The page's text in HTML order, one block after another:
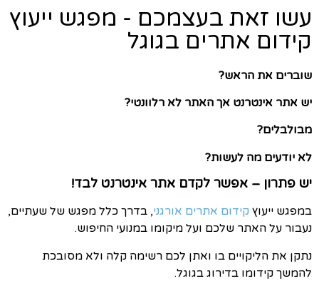
עשו זאת בעצמכם - מפגש ייעוץ
קידום אתרים בגוגל
שוברים את הראש?
יש אתר אינטרנט אך האתר לא רלוונטי?
מבולבלים?
לא יודעים מה לעשות?
יש פתרון – אפשר לקדם אתר אינטרנט לבד!
במפגש ייעוץ קידום אתרים אורגני, בדרך כלל מפגש של שעתיים,
נעבור על האתר שלכם ועל מיקומו במנועי החיפוש.
נתקן את הליקויים בו ואתן לכם רשימה קלה ולא מסובכת
להמשך קידומו בדירוג בגוגל.